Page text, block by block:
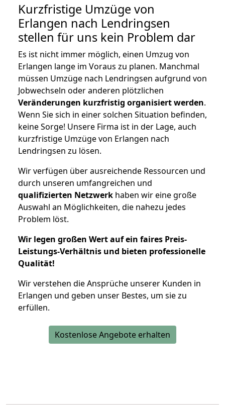
Kurzfristige Umzüge von
Erlangen nach Lendringsen
stellen für uns kein Problem dar
Es ist nicht immer möglich, einen Umzug von
Erlangen lange im Voraus zu planen. Manchmal
müssen Umzüge nach Lendringsen aufgrund von
Jobwechseln oder anderen plötzlichen
Veränderungen kurzfristig organisiert werden.
Wenn Sie sich in einer solchen Situation befinden,
keine Sorge! Unsere Firma ist in der Lage, auch
kurzfristige Umzüge von Erlangen nach
Lendringsen zu lösen.
Wir verfügen über ausreichende Ressourcen und
durch unseren umfangreichen und
qualifizierten Netzwerk haben wir eine große
Auswahl an Möglichkeiten, die nahezu jedes
Problem löst.
Wir legen großen Wert auf ein faires Preis-
Leistungs-Verhältnis und bieten professionelle
Qualität!
Wir verstehen die Ansprüche unserer Kunden in
Erlangen und geben unser Bestes, um sie zu
erfüllen.
Kostenlose Angebote erhalten